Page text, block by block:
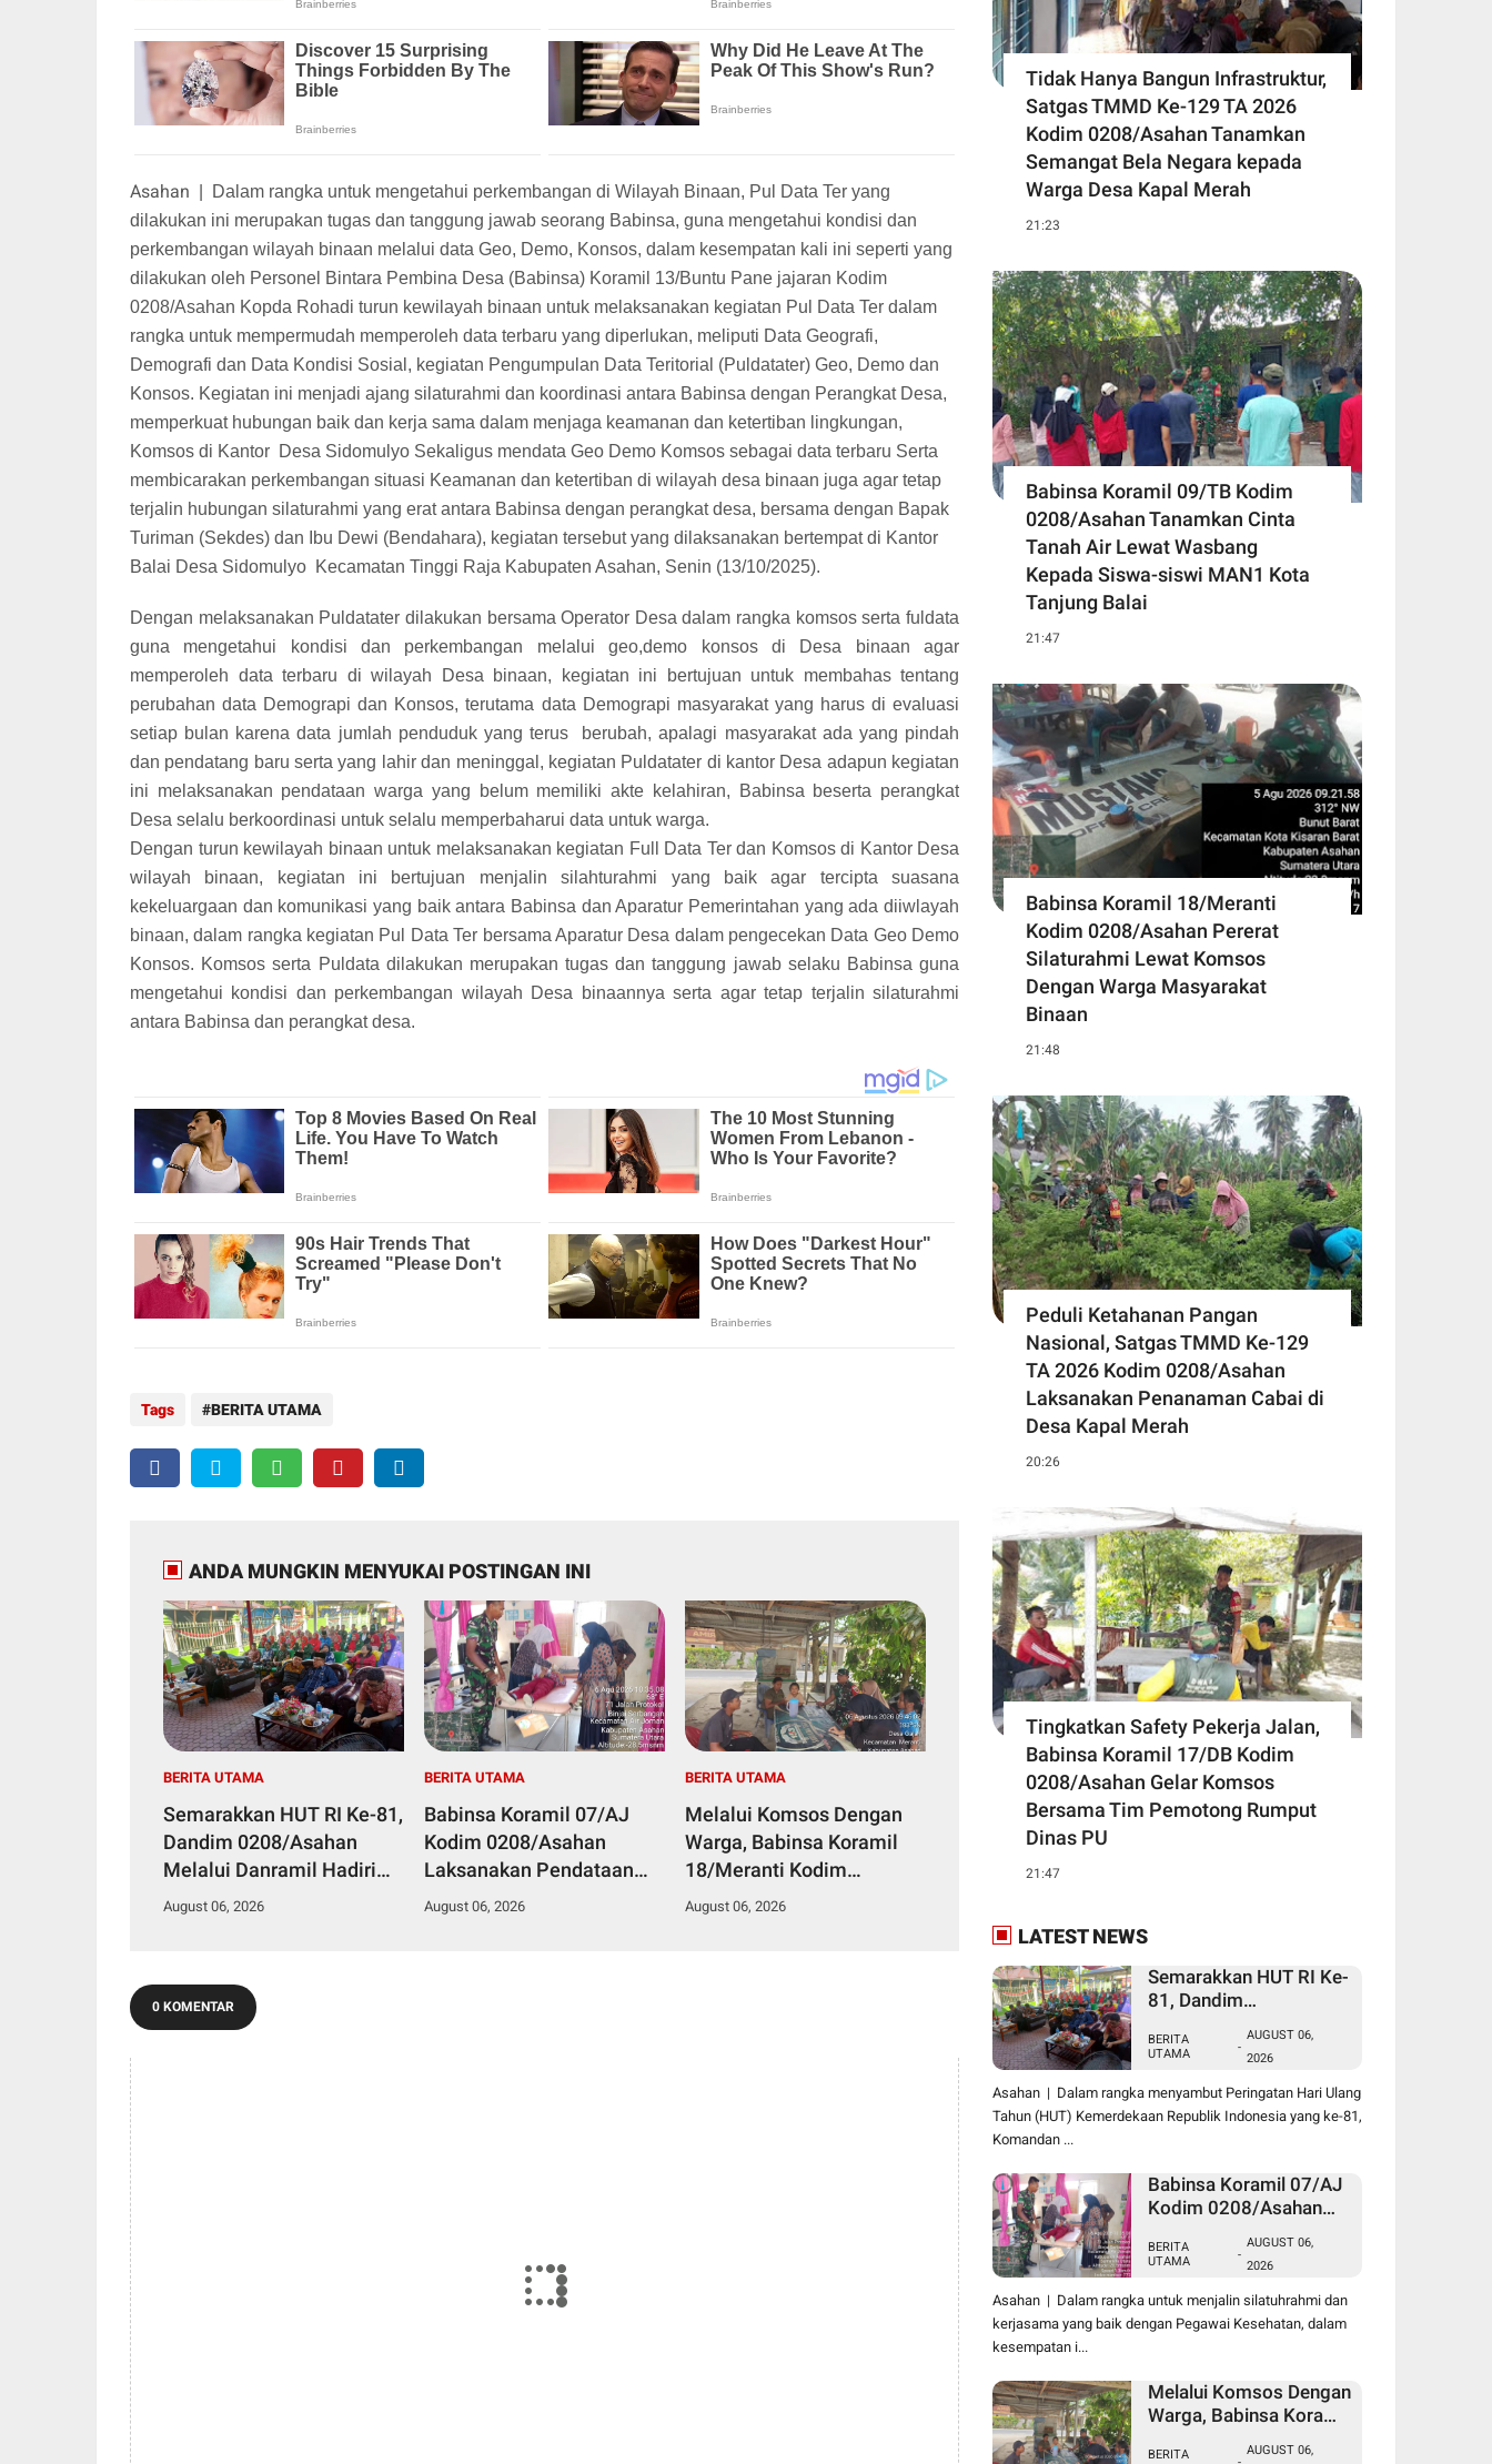
Asahan
Dalam rangka untuk mengetahui perkembangan di Wilayah Binaan, Pul Data Ter yang
dilakukan ini merupakan tugas dan tanggung jawab seorang Babinsa, guna mengetahui kondisi dan
perkembangan wilayah binaan melalui data Geo, Demo, Konsos, dalam kesempatan kali ini seperti yang
dilakukan oleh Personel Bintara Pembina Desa (Babinsa) Koramil 13/Buntu Pane jajaran Kodim
0208/Asahan Kopda Rohadi turun kewilayah binaan untuk melaksanakan kegiatan Pul Data Ter dalam
rangka untuk mempermudah memperoleh data terbaru yang diperlukan, meliputi Data Geografi,
Demografi dan Data Kondisi Sosial, kegiatan Pengumpulan Data Teritorial (Puldatater) Geo, Demo dan
Konsos. Kegiatan ini menjadi ajang silaturahmi dan koordinasi antara Babinsa dengan Perangkat Desa,
memperkuat hubungan baik dan kerja sama dalam menjaga keamanan dan ketertiban lingkungan,
Komsos di Kantor Desa Sidomulyo Sekaligus mendata Geo Demo Komsos sebagai data terbaru Serta
membicarakan perkembangan situasi Keamanan dan ketertiban di wilayah desa binaan juga agar tetap
terjalin hubungan silaturahmi yang erat antara Babinsa dengan perangkat desa, bersama dengan Bapak
Turiman (Sekdes) dan Ibu Dewi (Bendahara), kegiatan tersebut yang dilaksanakan bertempat di Kantor
Balai Desa Sidomulyo Kecamatan Tinggi Raja Kabupaten Asahan, Senin (13/10/2025).
Dengan melaksanakan Puldatater dilakukan bersama Operator Desa dalam rangka komsos serta fuldata
guna mengetahui kondisi dan perkembangan melalui geo,demo konsos di Desa binaan agar
memperoleh data terbaru di wilayah Desa binaan, kegiatan ini bertujuan untuk membahas tentang
perubahan data Demograpi dan Konsos, terutama data Demograpi masyarakat yang harus di evaluasi
setiap bulan karena data jumlah penduduk yang terus berubah, apalagi masyarakat ada yang pindah
dan pendatang baru serta yang lahir dan meninggal, kegiatan Puldatater di kantor Desa adapun kegiatan
ini melaksanakan pendataan warga yang belum memiliki akte kelahiran, Babinsa beserta perangkat
Desa selalu berkoordinasi untuk selalu memperbaharui data untuk warga.
Dengan turun kewilayah binaan untuk melaksanakan kegiatan Full Data Ter dan Komsos di Kantor Desa
wilayah binaan, kegiatan ini bertujuan menjalin silahturahmi yang baik agar tercipta suasana
kekeluargaan dan komunikasi yang baik antara Babinsa dan Aparatur Pemerintahan yang ada diiwlayah
binaan, dalam rangka kegiatan Pul Data Ter bersama Aparatur Desa dalam pengecekan Data Geo Demo
Konsos. Komsos serta Puldata dilakukan merupakan tugas dan tanggung jawab selaku Babinsa guna
mengetahui kondisi dan perkembangan wilayah Desa binaannya serta agar tetap terjalin silaturahmi
antara Babinsa dan perangkat desa.
Tags BERITA UTAMA
ANDA MUNGKIN MENYUKAI POSTINGAN INI
BERITA UTAMA
Semarakkan HUT RI Ke-81,
Dandim 0208/Asahan
Melalui Danramil Hadiri
Aksi Donor Darah di Kantor
August 06, 2026
BERITA UTAMA
Babinsa Koramil 07/AJ
Kodim 0208/Asahan
Laksanakan Pendataan
Stunting Dengan Pegawai
August 06, 2026
BERITA UTAMA
Melalui Komsos Dengan
Warga, Babinsa Koramil
18/Meranti Kodim
0208/Asahan Himbau
August 06, 2026
0 KOMENTAR
Tidak Hanya Bangun Infrastruktur,
Satgas TMMD Ke-129 TA 2026
Kodim 0208/Asahan Tanamkan
Semangat Bela Negara kepada
Warga Desa Kapal Merah
21:23
Babinsa Koramil 09/TB Kodim
0208/Asahan Tanamkan Cinta
Tanah Air Lewat Wasbang
Kepada Siswa-siswi MAN1 Kota
Tanjung Balai
21:47
Babinsa Koramil 18/Meranti
Kodim 0208/Asahan Pererat
Silaturahmi Lewat Komsos
Dengan Warga Masyarakat
Binaan
21:48
Peduli Ketahanan Pangan
Nasional, Satgas TMMD Ke-129
TA 2026 Kodim 0208/Asahan
Laksanakan Penanaman Cabai di
Desa Kapal Merah
20:26
Tingkatkan Safety Pekerja Jalan,
Babinsa Koramil 17/DB Kodim
0208/Asahan Gelar Komsos
Bersama Tim Pemotong Rumput
Dinas PU
21:47
LATEST NEWS
Semarakkan HUT RI Ke-
81, Dandim
Danramil Hadiri Aksi
Donor Darah di Kantor
Kemenag Asahan
BERITA
UTAMA
-
AUGUST 06,
2026
Asahan | Dalam rangka menyambut Peringatan Hari Ulang
Tahun (HUT) Kemerdekaan Republik Indonesia yang ke-81,
Komandan ...
Babinsa Koramil 07/AJ
Kodim 0208/Asahan
Stunting Dengan
Pegawai Kesehatan Di
Puskesmas
BERITA
UTAMA
-
AUGUST 06,
2026
Asahan | Dalam rangka untuk menjalin silatuhrahmi dan
kerjasama yang baik dengan Pegawai Kesehatan, dalam
kesempatan i...
Melalui Komsos Dengan
Warga, Babinsa Koramil
BERITA
AUGUST 06,